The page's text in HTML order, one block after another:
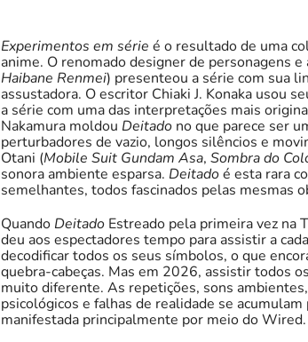
Experimentos em série é o resultado de uma
anime. O renomado designer de personagens
Haibane Renmei) presenteou a série com sua
assustadora. O escritor Chiaki J. Konaka usou
a série com uma das interpretações mais
Nakamura moldou Deitado no que parece ser
perturbadores de vazio, longos silêncios e
Otani (Mobile Suit Gundam Asa, Sombra do
sonora ambiente esparsa. Deitadoé esta rara
semelhantes, todos fascinados pelas mesmas
Quando Deitado Estreado pela primeira vez na
deu aos espectadores tempo para assistir a
decodificar todos os seus símbolos, o que
quebra-cabeças. Mas em 2026, assistir todos
muito diferente. As repetições, sons
psicológicos e falhas de realidade se
manifestada principalmente por meio do Wired.